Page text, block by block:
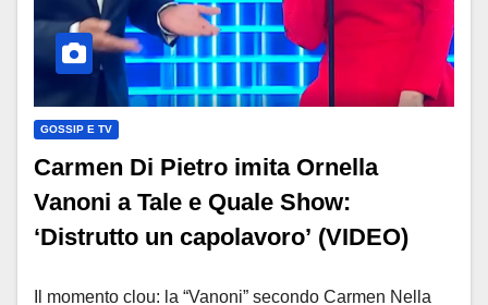
GOSSIP E TV
Carmen Di Pietro imita Ornella
Vanoni a Tale e Quale Show:
‘Distrutto un capolavoro’ (VIDEO)
Il momento clou: la “Vanoni” secondo Carmen Nella